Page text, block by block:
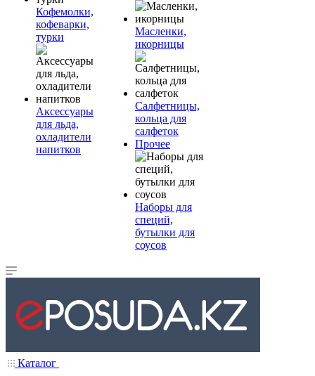
Кофемолки,
кофеварки,
турки
Аксессуары
для льда,
охладители
напитков
Масленки,
икорницы
Салфетницы,
кольца для
салфеток
Прочее
Наборы для
специй,
бутылки для
соусов
Каталог